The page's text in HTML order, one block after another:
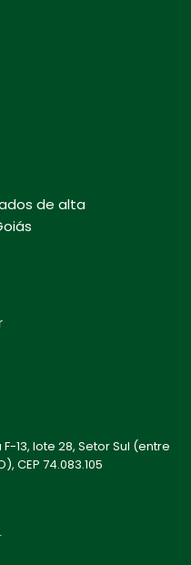
de alta
13, lote 28, Setor Sul (entre
CEP 74.083.105